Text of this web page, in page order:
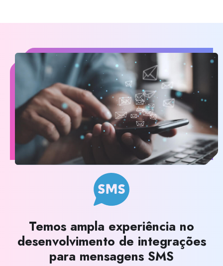
Temos ampla experiência no
desenvolvimento de integrações
para mensagens SMS